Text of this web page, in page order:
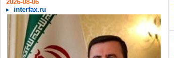
2026-08-06
interfax.ru